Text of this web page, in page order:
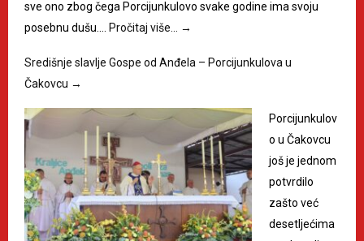
sve ono zbog čega Porcijunkulovo svake godine ima svoju
posebnu dušu.…
Pročitaj više… →
Središnje slavlje Gospe od Anđela – Porcijunkulova u
Čakovcu →
Porcijunkulov
o u Čakovcu
još je jednom
potvrdilo
zašto već
desetljećima